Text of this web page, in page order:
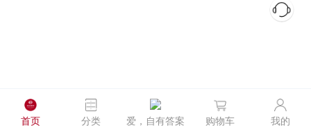
首页 分类 爱，自有答案 购物车 我的